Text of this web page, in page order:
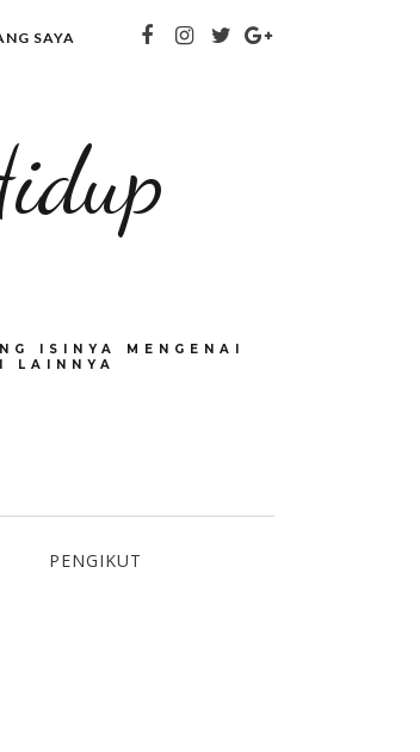
SAYA
ISINYA MENGENAI
LAINNYA
PENGIKUT